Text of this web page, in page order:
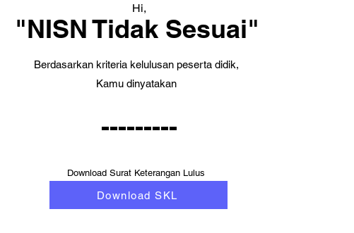
Hi,
"NISN Tidak Sesuai"
Berdasarkan kriteria kelulusan peserta didik,
Kamu dinyatakan
---------
Download Surat Keterangan Lulus
Download SKL